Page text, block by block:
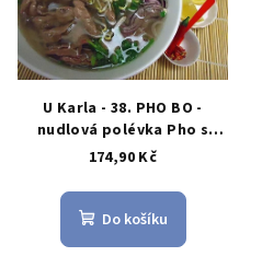
U Karla - 38. PHO BO -
nudlová polévka Pho s
hovězím masem
174,90 Kč
Do košíku